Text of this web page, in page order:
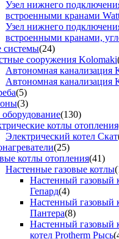
Узел нижнего
встроенными кранами
Узел нижнего
встроенными кранами,
(24)
сооружения Kolomaki
Автономная канализация
Автономная
(5)
(3)
(130)
котлы отопления
Электрический котел Скат
(25)
котлы отопления(41)
Настенные газовые котлы
Настенный газовый
Гепард(4)
Настенный газовый
Пантера(8)
Настенный газовый
котел Protherm Рысь